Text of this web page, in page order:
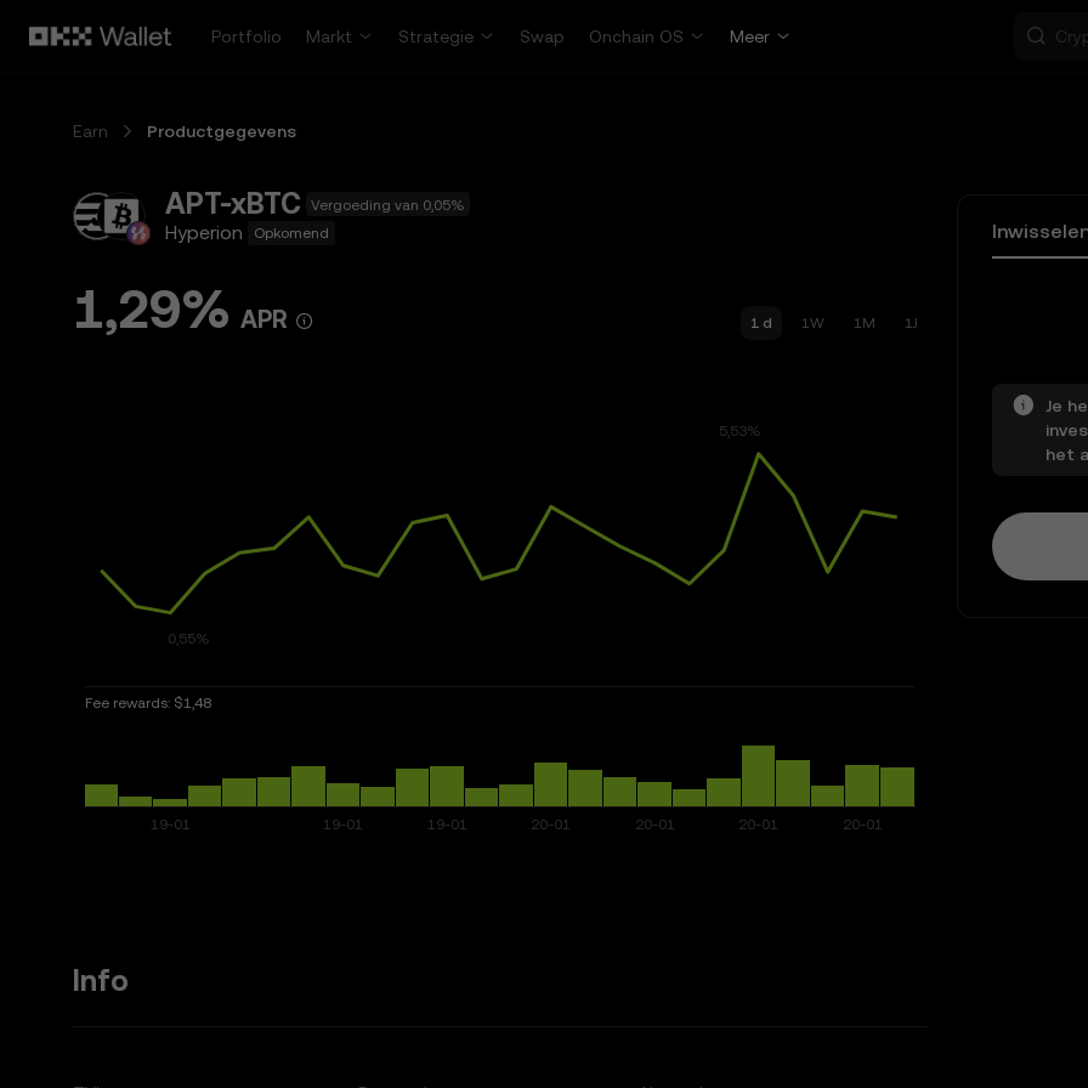
Portfolio
Markt Strategie Swap Onchain OS Meer
Earn Productgegevens
APT-xBTC Vergoeding van 0,05%
Hyperion Opkomend
1,29% APR 1 d 1W 1M 1J
Fee rewards: $1,48
Info
Je
het